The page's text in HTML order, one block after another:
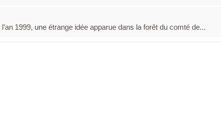
l’an 1999, une étrange idée apparue dans la forêt du comté de...